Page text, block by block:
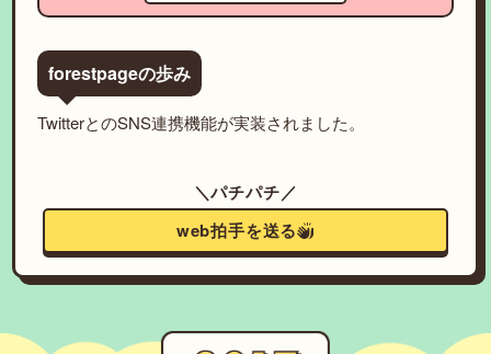
forestpageの歩み
TwitterとのSNS連携機能が実装されました。
＼パチパチ／
web拍手を送る